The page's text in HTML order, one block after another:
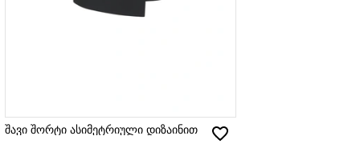
შავი შორტი ასიმეტრიული დიზაინით